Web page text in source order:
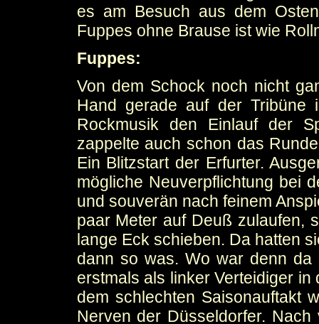
es am Besuch aus dem
Fuppes ohne Brause ist wie
Fuppes:
Von dem Schock noch nicht
Hand gerade auf der Tribüne
Rockmusik den Einlauf der
zappelte auch schon das
Ein Blitzstart der Erfurter.
mögliche Neuverpflichtung bei
und souverän nach feinem
paar Meter auf Deuß zulaufen,
lange Eck schieben. Da hatten
dann so was. Wo war denn da
erstmals als linker Verteidiger
dem schlechten Saisonauftakt
Nerven der Düsseldorfer.